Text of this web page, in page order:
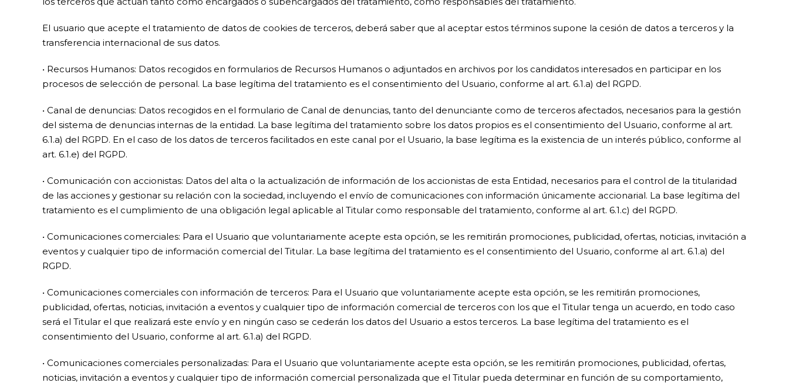
El usuario que acepte el tratamiento de datos de cookies de terceros, deberá saber que al aceptar estos términos supone la cesión de datos a terceros y la
transferencia internacional de sus datos.
• Recursos Humanos: Datos recogidos en formularios de Recursos Humanos o adjuntados en archivos por los candidatos interesados en participar en los
procesos de selección de personal. La base legítima del tratamiento es el consentimiento del Usuario, conforme al art. 6.1.a) del RGPD.
• Canal de denuncias: Datos recogidos en el formulario de Canal de denuncias, tanto del denunciante como de terceros afectados, necesarios para la gestión
del sistema de denuncias internas de la entidad. La base legítima del tratamiento sobre los datos propios es el consentimiento del Usuario, conforme al art.
6.1.a) del RGPD. En el caso de los datos de terceros facilitados en este canal por el Usuario, la base legítima es la existencia de un interés público, conforme al
art. 6.1.e) del RGPD.
• Comunicación con accionistas: Datos del alta o la actualización de información de los accionistas de esta Entidad, necesarios para el control de la titularidad
de las acciones y gestionar su relación con la sociedad, incluyendo el envío de comunicaciones con información únicamente accionarial. La base legítima del
tratamiento es el cumplimiento de una obligación legal aplicable al Titular como responsable del tratamiento, conforme al art. 6.1.c) del RGPD.
• Comunicaciones comerciales: Para el Usuario que voluntariamente acepte esta opción, se les remitirán promociones, publicidad, ofertas, noticias, invitación a
eventos y cualquier tipo de información comercial del Titular. La base legítima del tratamiento es el consentimiento del Usuario, conforme al art. 6.1.a) del
RGPD.
• Comunicaciones comerciales con información de terceros: Para el Usuario que voluntariamente acepte esta opción, se les remitirán promociones,
publicidad, ofertas, noticias, invitación a eventos y cualquier tipo de información comercial de terceros con los que el Titular tenga un acuerdo, en todo caso
será el Titular el que realizará este envío y en ningún caso se cederán los datos del Usuario a estos terceros. La base legítima del tratamiento es el
consentimiento del Usuario, conforme al art. 6.1.a) del RGPD.
• Comunicaciones comerciales personalizadas: Para el Usuario que voluntariamente acepte esta opción, se les remitirán promociones, publicidad, ofertas,
noticias, invitación a eventos y cualquier tipo de información comercial personalizada que el Titular pueda determinar en función de su comportamiento,